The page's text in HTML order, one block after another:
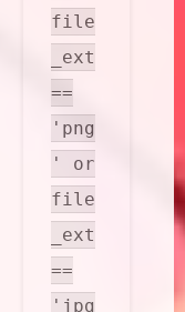
file
_ext
==
'png
' or
file
_ext
==
'jpg